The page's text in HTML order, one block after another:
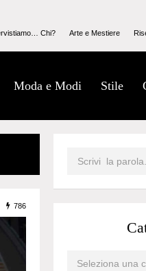
Chi? Arte e Mestiere
Moda e Modi Stile
786